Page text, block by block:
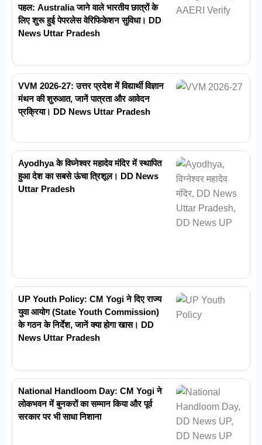
पहल: Australia जाने वाले भारतीय छात्रों के
लिए शुरू हुई पेपरलेस वेरिफिकेशन सुविधा। DD
News Uttar Pradesh
VVM 2026-27: उत्तर प्रदेश में विद्यार्थी विज्ञान
मंथन की शुरुआत, जानें पात्रता और आवेदन
प्रक्रिया। DD News Uttar Pradesh
Ayodhya के विघ्नेश्वर महादेव मंदिर में स्थापित
हुआ देश का सबसे ऊंचा त्रिशूल। DD News
Uttar Pradesh
UP Youth Policy: CM Yogi ने दिए राज्य
युवा आयोग (State Youth Commission)
के गठन के निर्देश, जानें क्या होगा खास। DD
News Uttar Pradesh
National Handloom Day: CM Yogi ने
लोकभवन में बुनकरों का सम्मान किया और पूर्व
सरकार पर भी साधा निशाना